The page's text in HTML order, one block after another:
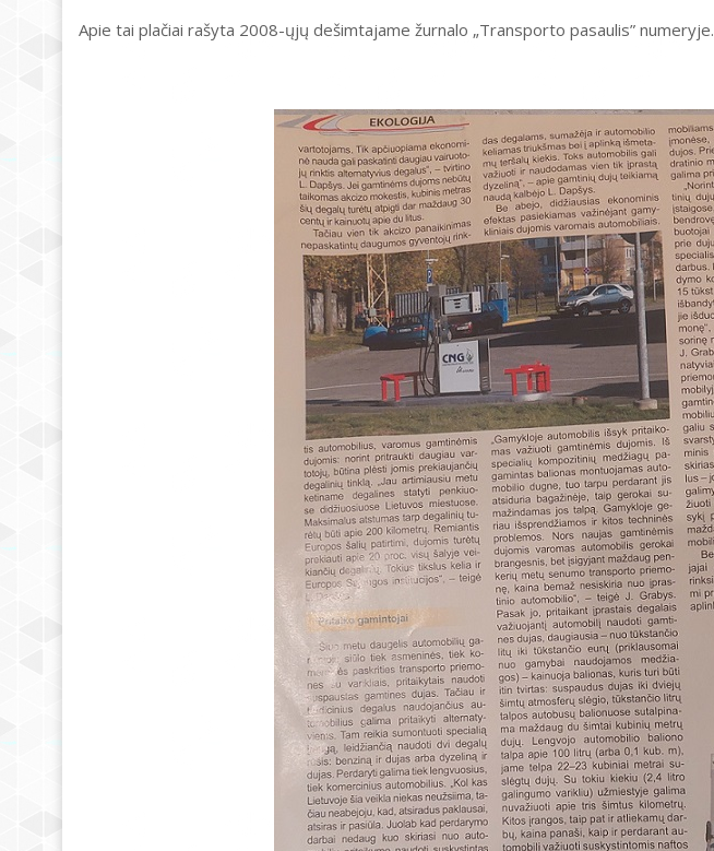
Apie tai plačiai rašyta 2008-ųjų dešimtajame žurnalo „Transporto pasaulis” numeryje.